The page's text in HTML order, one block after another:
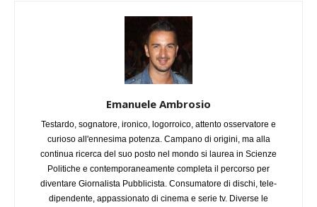
Emanuele Ambrosio
Testardo, sognatore, ironico, logorroico, attento osservatore e
curioso all'ennesima potenza. Campano di origini, ma alla
continua ricerca del suo posto nel mondo si laurea in Scienze
Politiche e contemporaneamente completa il percorso per
diventare Giornalista Pubblicista. Consumatore di dischi, tele-
dipendente, appassionato di cinema e serie tv. Diverse le